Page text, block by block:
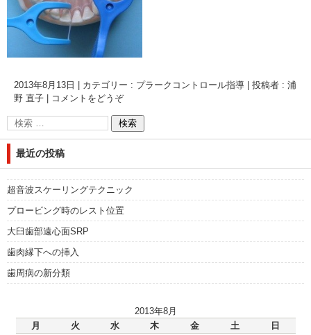
2013年8月13日 カテゴリー : プラークコントロール指導
投稿者 : 浦
野 直子
コメントをどうぞ
最近の投稿
超音波スケーリングテクニック
プロービング時のレスト位置
大臼歯部遠心面SRP
歯肉縁下への挿入
歯周病の新分類
2013年8月
月
火 水 木 金 土 日